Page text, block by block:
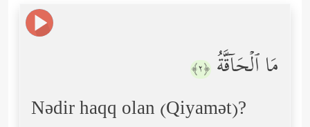
مَا ٱلۡحَاۤقَّةُ ﴿٢﴾
Nədir haqq olan (Qiyamət)?